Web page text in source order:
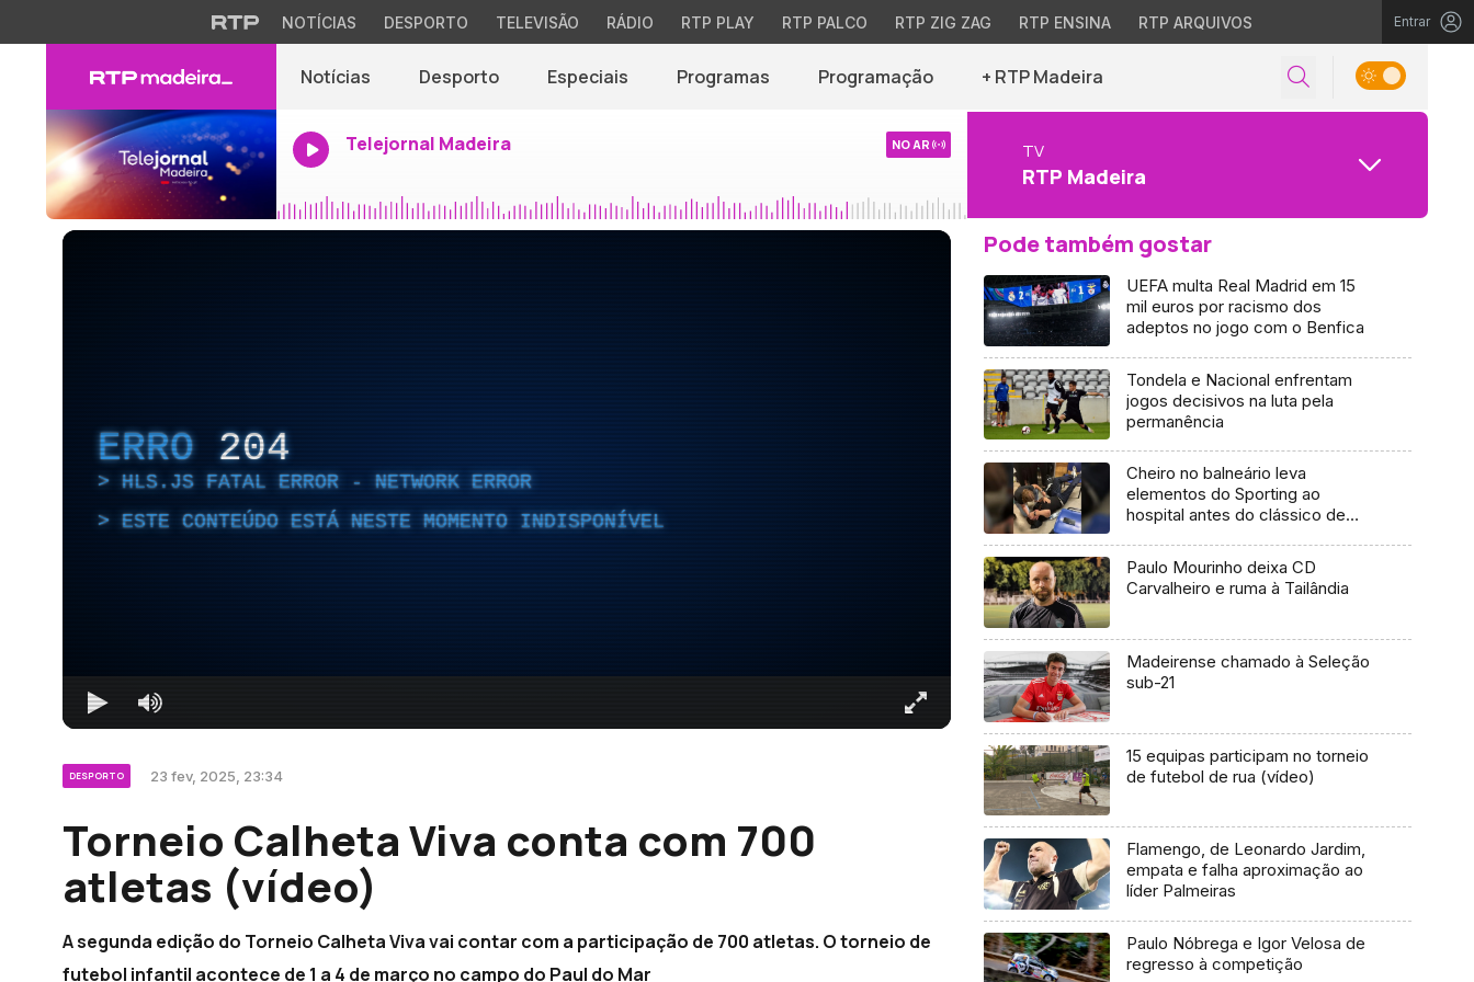
NOTÍCIAS DESPORTO TELEVISÃO RÁDIO RTP PLAY RTP PALCO RTP ZIG ZAG RTP ENSINA RTP ARQUIVOS Entrar
Notícias Desporto Especiais Programas Programação + RTP Madeira
Telejornal Madeira NO AR TV
RTP Madeira
ERRO 204
HLS.JS FATAL ERROR - NETWORK ERROR
ESTE CONTEÚDO ESTÁ NESTE MOMENTO INDISPONÍVEL
DESPORTO 23 fev, 2025, 23:34
Torneio Calheta Viva conta com 700
atletas (vídeo)
A segunda edição do Torneio Calheta Viva vai contar com a participação de 700 atletas. O torneio de
futebol infantil acontece de 1 a 4 de março no campo do Paul do Mar
Pode também gostar
UEFA multa Real Madrid em 15
mil euros por racismo dos
adeptos no jogo com o Benfica
Tondela e Nacional enfrentam
jogos decisivos na luta pela
permanência
Cheiro no balneário leva
elementos do Sporting ao
hospital antes do clássico de
Paulo Mourinho deixa CD
Carvalheiro e ruma à Tailândia
Madeirense chamado à Seleção
sub-21
15 equipas participam no torneio
de futebol de rua (vídeo)
Flamengo, de Leonardo Jardim,
empata e falha aproximação ao
líder Palmeiras
Paulo Nóbrega e Igor Velosa de
regresso à competição